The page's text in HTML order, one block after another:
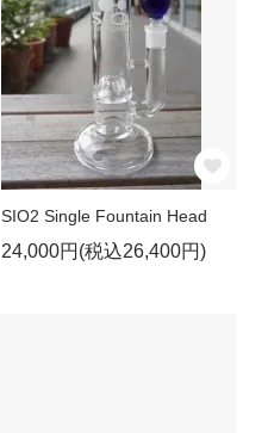
SIO2 Single Fountain Head
24,000円(税込26,400円)